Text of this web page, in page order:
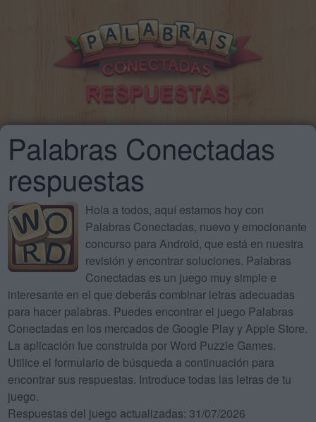
Palabras Conectadas
respuestas
Hola a todos, aquí estamos hoy con
Palabras Conectadas, nuevo y emocionante
concurso para Android, que está en nuestra
revisión y encontrar soluciones. Palabras
Conectadas es un juego muy simple e
interesante en el que deberás combinar letras adecuadas
para hacer palabras. Puedes encontrar el juego Palabras
Conectadas en los mercados de Google Play y Apple Store.
La aplicación fue construida por Word Puzzle Games.
Utilice el formulario de búsqueda a continuación para
encontrar sus respuestas. Introduce todas las letras de tu
juego.
Respuestas del juego actualizadas: 31/07/2026